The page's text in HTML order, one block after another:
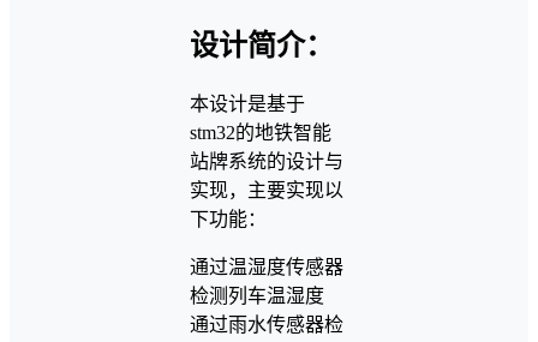
设计简介：
本设计是基于
stm32的地铁智能
站牌系统的设计与
实现，主要实现以
下功能：
通过温湿度传感器
检测列车温湿度
通过雨水传感器检